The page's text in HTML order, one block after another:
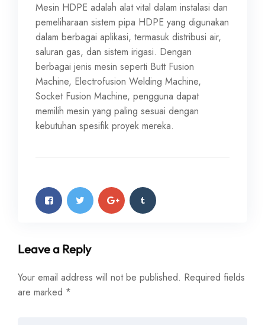
Mesin HDPE adalah alat vital dalam instalasi dan
pemeliharaan sistem pipa HDPE yang digunakan
dalam berbagai aplikasi, termasuk distribusi air,
saluran gas, dan sistem irigasi. Dengan
berbagai jenis mesin seperti Butt Fusion
Machine, Electrofusion Welding Machine,
Socket Fusion Machine, pengguna dapat
memilih mesin yang paling sesuai dengan
kebutuhan spesifik proyek mereka.
Leave a Reply
Your email address will not be published. Required fields
are marked *